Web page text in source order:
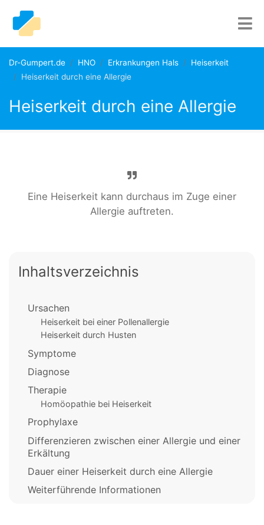
Dr-Gumpert.de HNO Erkrankungen Hals
Heiserkeit
Heiserkeit durch eine Allergie
Heiserkeit durch eine Allergie
Eine Heiserkeit kann durchaus im Zuge einer
Allergie auftreten.
Inhaltsverzeichnis
Ursachen
Heiserkeit bei einer Pollenallergie
Heiserkeit durch Husten
Symptome
Diagnose
Therapie
Homöopathie bei Heiserkeit
Prophylaxe
Differenzieren zwischen einer Allergie und einer
Erkältung
Dauer einer Heiserkeit durch eine Allergie
Weiterführende Informationen